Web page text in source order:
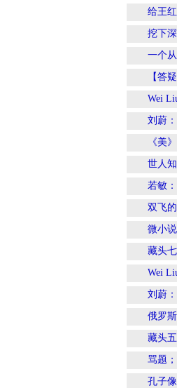
给王
挖下
一个
【答
Wei
刘蔚
《美》
世人
若敏
双飞
微小
藏头
Wei
刘蔚
俄罗
藏头
骂题
孔子